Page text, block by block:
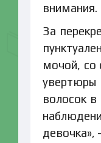
внимания.
За
мочой, со
увертюры
волосок
девочка»,